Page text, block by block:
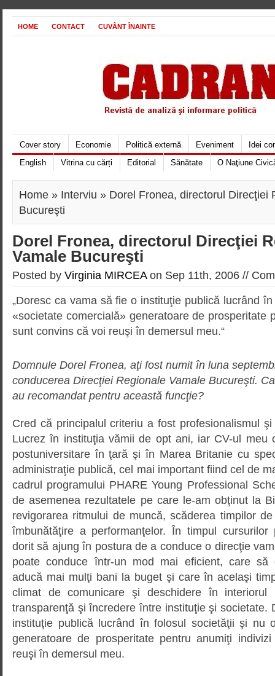
HOME CONTACT CUVÂNT ÎNAINTE
Cover story Economie Politică externă Eveniment
Idei
English
Vitrina cu cărți Editorial Sănătate O Naţiune
Home » Interviu » Dorel Fronea, directorul Direcţiei
Bucureşti
Dorel Fronea, directorul Direcţiei
Vamale Bucureşti
Posted by Virginia MIRCEAon Sep 11th, 2006 //
„Doresc ca vama să fie o instituţie publică lucrând
«societate comercială» generatoare de prosperitate
sunt convins că voi reuşi în demersul meu.“
Domnule Dorel Fronea, aţi fost numit în luna
conducerea Direcţiei Regionale Vamale Bucureşti.
au recomandat pentru această funcţie?
Cred că principalul criteriu a fost profesionalismul
Lucrez în instituţia vămii de opt ani, iar CV-ul meu
postuniversitare în ţară şi în Marea Britanie cu
administraţie publică, cel mai important fiind cel de
cadrul programului PHARE Young Professional
de asemenea rezultatele pe care le-am obţinut la
revigorarea ritmului de muncă, scăderea timpilor
îmbunătăţire a performanţelor. În timpul cursurilor
dorit să ajung în postura de a conduce o direcţie
poate conduce într-un mod mai eficient, care să
aducă mai mulţi bani la buget şi care în acelaşi
climat de comunicare şi deschidere în
transparenţă şi încredere între instituţie şi societate.
instituţie publică lucrând în folosul societăţii şi nu
generatoare de prosperitate pentru anumiţi
reuşi în demersul meu.